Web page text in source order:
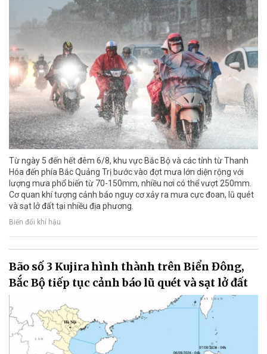
Từ ngày 5 đến hết đêm 6/8, khu vực Bắc Bộ và các tỉnh từ Thanh
Hóa đến phía Bắc Quảng Trị bước vào đợt mưa lớn diện rộng với
lượng mưa phổ biến từ 70-150mm, nhiều nơi có thể vượt 250mm.
Cơ quan khí tượng cảnh báo nguy cơ xảy ra mưa cực đoan, lũ quét
và sạt lở đất tại nhiều địa phương.
Biến đổi khí hậu
Bão số 3 Kujira hình thành trên Biển Đông,
Bắc Bộ tiếp tục cảnh báo lũ quét và sạt lở đất